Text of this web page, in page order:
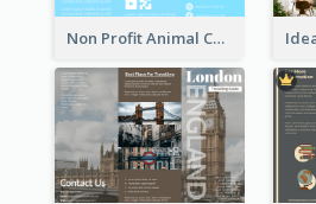
Non Profit Animal Community Tri Fold Brochure